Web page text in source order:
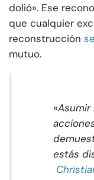
dolió». Ese
que cualquier
reconstrucción
mutuo.
estás